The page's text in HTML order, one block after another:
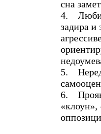
сна
4.
задира и
5.
6.